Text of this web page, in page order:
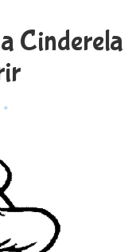
Cinderela